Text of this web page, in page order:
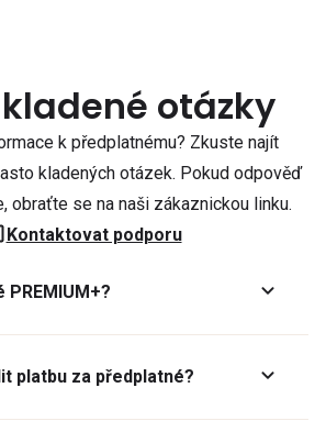
otázky
k předplatnému? Zkuste najít
kladených otázek. Pokud odpověď
obraťte se na naši zákaznickou linku.
Kontaktovat podporu
PREMIUM+?
platbu za předplatné?